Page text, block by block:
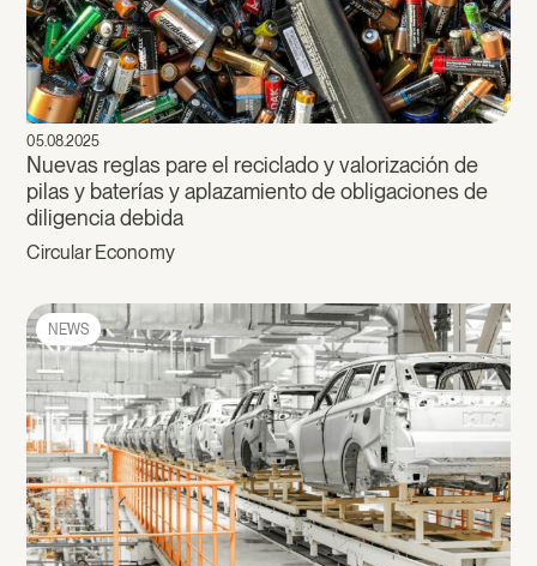
05.08.2025
Nuevas reglas pare el reciclado y valorización de
pilas y baterías y aplazamiento de obligaciones de
diligencia debida
Circular Economy
NEWS